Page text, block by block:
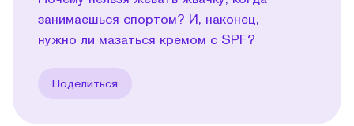
занимаешься спортом? И, наконец,
нужно ли мазаться кремом с SPF?
Поделиться